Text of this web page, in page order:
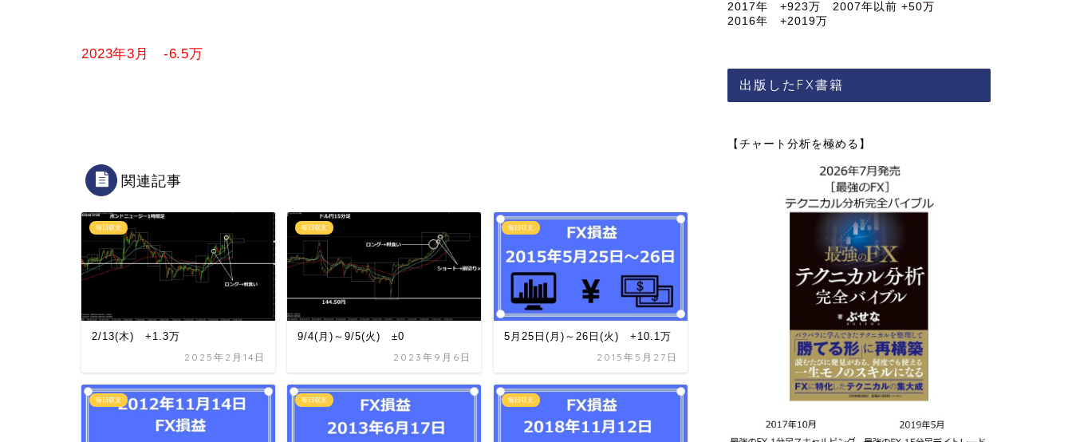
2023年3月 -6.5万
関連記事
毎日収支
2/13(木) +1.3万
2025年2月14日
毎日収支
9/4(月)～9/5(火) ±0
2023年9月6日
毎日収支
5月25日(月)～26日(火) +10.1万
2015年5月27日
毎日収支 毎日収支 毎日収支
2017年 +923万 2007年以前 +50万
2016年 +2019万
出版したFX書籍
【チャート分析を極める】